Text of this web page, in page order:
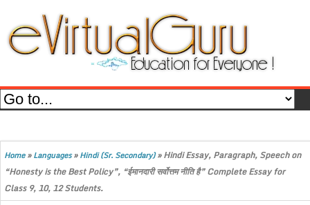
Home»Languages»Hindi (Sr. Secondary)»Hindi Essay, Paragraph, Speech on
“Honesty is the Best Policy”, “ईमानदारी सर्वोत्तम नीति है” Complete Essay for
Class 9, 10, 12 Students.